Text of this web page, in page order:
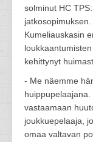
solminut HC
Kumeliauskasin
kehittynyt
- Me näemme
vastaamaan
joukkuepelaaja,
omaa valtavan